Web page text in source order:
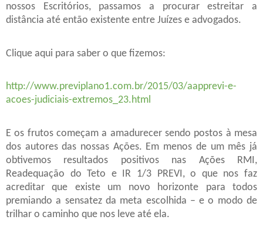
nossos Escritórios, passamos a procurar estreitar a
distância até então existente entre Juízes e advogados.
Clique aqui para saber o que fizemos:
http://www.previplano1.com.br/2015/03/aapprevi-e-
acoes-judiciais-extremos_23.html
E os frutos começam a amadurecer sendo postos à mesa
dos autores das nossas Ações. Em menos de um mês já
obtivemos resultados positivos nas Ações RMI,
Readequação do Teto e IR 1/3 PREVI, o que nos faz
acreditar que existe um novo horizonte para todos
premiando a sensatez da meta escolhida – e o modo de
trilhar o caminho que nos leve até ela.